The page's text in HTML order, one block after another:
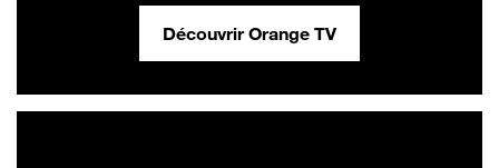
Découvrir Orange TV